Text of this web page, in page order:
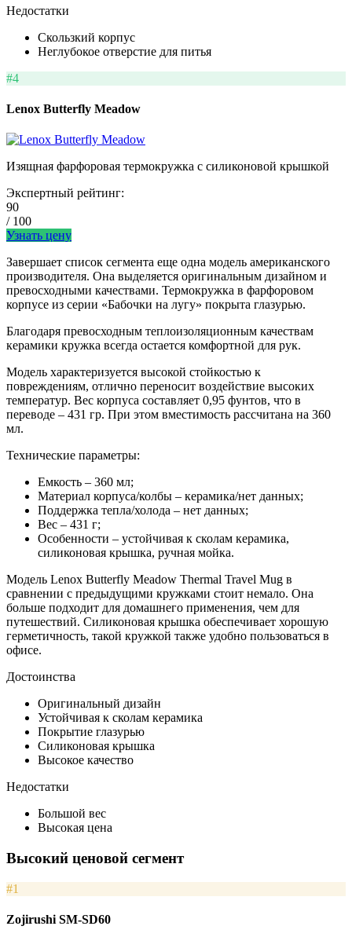
Недостатки
Скользкий корпус
Неглубокое отверстие для питья
#4
Lenox Butterfly Meadow
Изящная фарфоровая термокружка с силиконовой крышкой
Экспертный рейтинг:
90
/ 100
Узнать цену
Завершает список сегмента еще одна модель американского
производителя. Она выделяется оригинальным дизайном и
превосходными качествами. Термокружка в фарфоровом
корпусе из серии «Бабочки на лугу» покрыта глазурью.
Благодаря превосходным теплоизоляционным качествам
керамики кружка всегда остается комфортной для рук.
Модель характеризуется высокой стойкостью к
повреждениям, отлично переносит воздействие высоких
температур. Вес корпуса составляет 0,95 фунтов, что в
переводе – 431 гр. При этом вместимость рассчитана на 360
мл.
Технические параметры:
Емкость – 360 мл;
Материал корпуса/колбы – керамика/нет данных;
Поддержка тепла/холода – нет данных;
Вес – 431 г;
Особенности – устойчивая к сколам керамика,
силиконовая крышка, ручная мойка.
Модель Lenox Butterfly Meadow Thermal Travel Mug в
сравнении с предыдущими кружками стоит немало. Она
больше подходит для домашнего применения, чем для
путешествий. Силиконовая крышка обеспечивает хорошую
герметичность, такой кружкой также удобно пользоваться в
офисе.
Достоинства
Оригинальный дизайн
Устойчивая к сколам керамика
Покрытие глазурью
Силиконовая крышка
Высокое качество
Недостатки
Большой вес
Высокая цена
Высокий ценовой сегмент
#1
Zojirushi SM-SD60